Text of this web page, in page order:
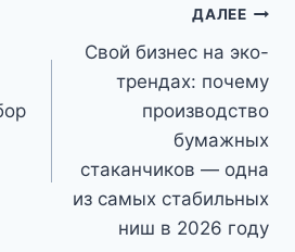
ДАЛЕЕ
Свой бизнес на эко-
трендах: почему
производство
бумажных
стаканчиков — одна
из самых стабильных
ниш в 2026 году